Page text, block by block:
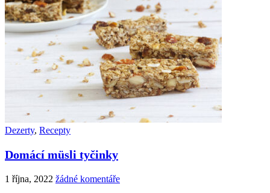
Dezerty, Recepty
Domácí müsli tyčinky
1 října, 2022 žádné komentáře